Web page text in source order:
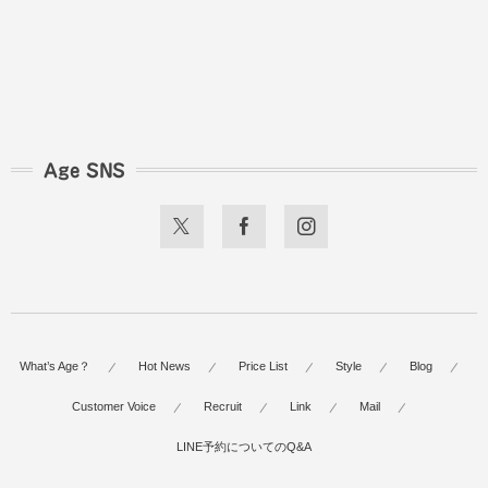
Age SNS
What’s Age？ Hot News Price List Style Blog
Customer Voice Recruit Link Mail
LINE予約についてのQ&A